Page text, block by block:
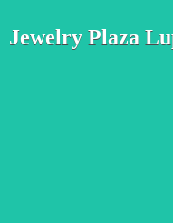
Jewelry Plaza